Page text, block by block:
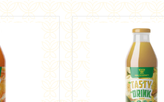
EGP 38.95
Add to cart